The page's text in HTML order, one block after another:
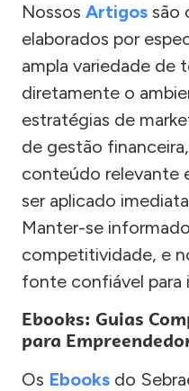
Nossos Artigos são
elaborados por
ampla variedade de
diretamente o
estratégias de
de gestão
conteúdo relevante
ser aplicado
Manter-se
competitividade, e
fonte confiável para
Ebooks: Guias
para
Os Ebooks do